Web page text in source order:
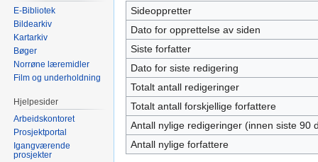
Sideoppretter
Dato for opprettelse av siden
Siste forfatter
Dato for siste redigering
Totalt antall redigeringer
Totalt antall forskjellige forfattere
Antall nylige redigeringer (innen siste 90
Antall nylige forfattere
E-Bibliotek
Bildearkiv
Kartarkiv
Bøger
Norrøne læremidler
Film og underholdning
Hjelpesider
Arbeidskontoret
Prosjektportal
Igangværende
prosjekter